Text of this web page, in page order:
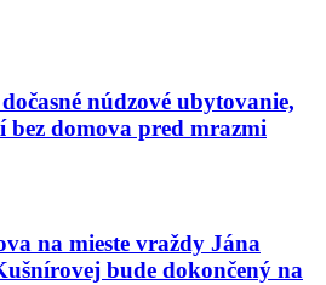
núdzové ubytovanie,
domova pred mrazmi
na mieste vraždy Jána
bude dokončený na